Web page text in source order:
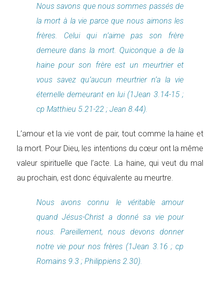
Nous savons que nous sommes passés de
la mort à la vie parce que nous aimons les
frères. Celui qui n’aime pas son frère
demeure dans la mort. Quiconque a de la
haine pour son frère est un meurtrier et
vous savez qu’aucun meurtrier n’a la vie
éternelle demeurant en lui (1Jean 3.14-15 ;
cp Matthieu 5.21-22 ; Jean 8.44).
L’amour et la vie vont de pair, tout comme la haine et
la mort. Pour Dieu, les intentions du cœur ont la même
valeur spirituelle que l’acte. La haine, qui veut du mal
au prochain, est donc équivalente au meurtre.
Nous avons connu le véritable amour
quand Jésus-Christ a donné sa vie pour
nous. Pareillement, nous devons donner
notre vie pour nos frères (1Jean 3.16 ; cp
Romains 9.3 ; Philippiens 2.30).